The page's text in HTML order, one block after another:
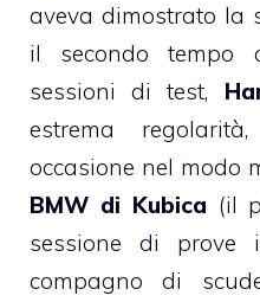
aveva dimostrato la
il secondo tempo
sessioni di test,
estrema
occasione nel modo
BMW di Kubica (il
sessione di
compagno di